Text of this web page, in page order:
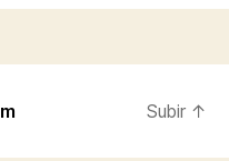
Subir ↑